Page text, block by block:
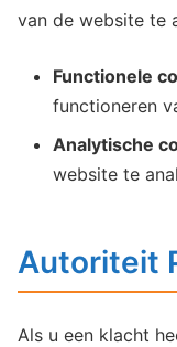
van de website te
Functionele
functioneren
Analytische
website te
Autoriteit
Als u een klacht